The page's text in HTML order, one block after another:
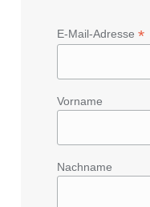
E-Mail-Adresse *
Vorname
Nachname